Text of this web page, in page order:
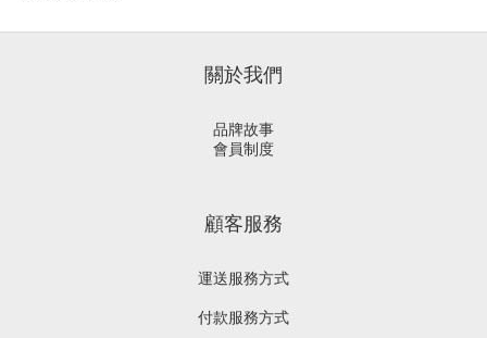
關於我們
品牌故事
會員制度
顧客服務
運送服務方式
付款服務方式